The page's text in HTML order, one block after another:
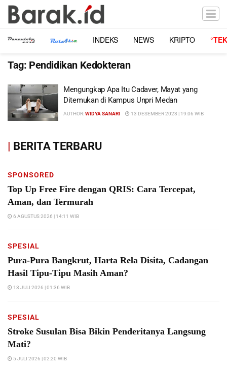
INDEKS NEWS KRIPTO
Tag: Pendidikan Kedokteran
Mengungkap Apa Itu Cadaver, Mayat yang
Ditemukan di Kampus Unpri Medan
AUTHOR:WIDYA SANARI 13 DESEMBER 2023 | 19:06 WIB
| BERITA TERBARU
SPONSORED
Top Up Free Fire dengan QRIS: Cara Tercepat,
Aman, dan Termurah
6 AGUSTUS 2026 | 14:11 WIB
SPESIAL
Pura-Pura Bangkrut, Harta Rela Disita, Cadangan
Hasil Tipu-Tipu Masih Aman?
13 JULI 2026 | 01:36 WIB
SPESIAL
Stroke Susulan Bisa Bikin Penderitanya Langsung
Mati?
5 JULI 2026 | 02:20 WIB